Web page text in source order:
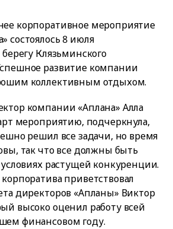
корпоративное мероприятие
состоялось 8 июля
Клязьминского
развитие компании
коллективным отдыхом.
компании «Аплана» Алла
мероприятию, подчеркнула,
решил все задачи, но время
так что все должны быть
условиях растущей конкуренции.
приветствовал
директоров «Апланы» Виктор
высоко оценил работу всей
финансовом году.